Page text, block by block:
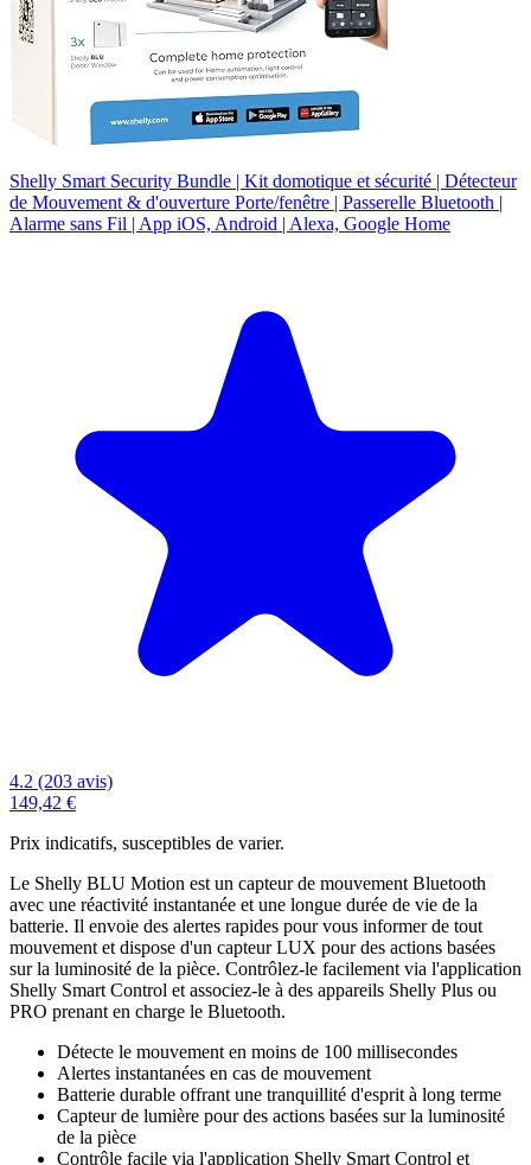
Shelly Smart Security Bundle | Kit domotique et sécurité | Détecteur
de Mouvement & d'ouverture Porte/fenêtre | Passerelle Bluetooth |
Alarme sans Fil | App iOS, Android | Alexa, Google Home
4.2 (203 avis)
149,42 €
Prix indicatifs, susceptibles de varier.
Le Shelly BLU Motion est un capteur de mouvement Bluetooth
avec une réactivité instantanée et une longue durée de vie de la
batterie. Il envoie des alertes rapides pour vous informer de tout
mouvement et dispose d'un capteur LUX pour des actions basées
sur la luminosité de la pièce. Contrôlez-le facilement via l'application
Shelly Smart Control et associez-le à des appareils Shelly Plus ou
PRO prenant en charge le Bluetooth.
Détecte le mouvement en moins de 100 millisecondes
Alertes instantanées en cas de mouvement
Batterie durable offrant une tranquillité d'esprit à long terme
Capteur de lumière pour des actions basées sur la luminosité
de la pièce
Contrôle facile via l'application Shelly Smart Control et